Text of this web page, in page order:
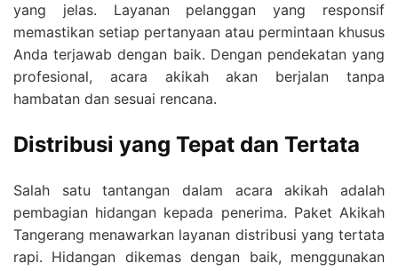
yang jelas. Layanan pelanggan yang responsif
memastikan setiap pertanyaan atau permintaan khusus
Anda terjawab dengan baik. Dengan pendekatan yang
profesional, acara akikah akan berjalan tanpa
hambatan dan sesuai rencana.
Distribusi yang Tepat dan Tertata
Salah satu tantangan dalam acara akikah adalah
pembagian hidangan kepada penerima. Paket Akikah
Tangerang menawarkan layanan distribusi yang tertata
rapi. Hidangan dikemas dengan baik, menggunakan